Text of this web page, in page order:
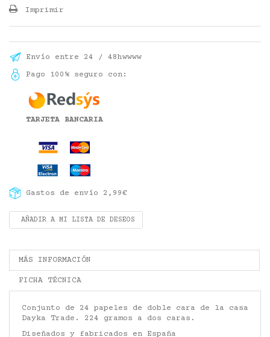
Imprimir
Envío entre 24 / 48hwwww
Pago 100% seguro con:
TARJETA BANCARIA
Gastos de envío 2,99€
AÑADIR A MI LISTA DE DESEOS
MÁS INFORMACIÓN
FICHA TÉCNICA
Conjunto de 24 papeles de doble cara de la casa
Dayka Trade. 224 gramos a dos caras.
Diseñados y fabricados en España